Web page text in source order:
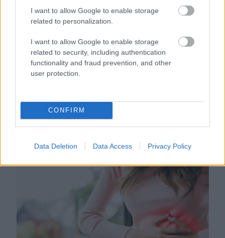
I want to allow Google to enable storage
related to personalization.
I want to allow Google to enable storage
related to security, including authentication
functionality and fraud prevention, and other
user protection.
CONFIRM
Data Deletion Data Access Privacy Policy
Egyre több embernél jelentkezik ez a hiányállapot – az
első jelek szinte észrevehetetlenek